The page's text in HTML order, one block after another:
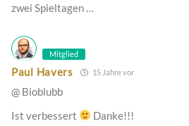
zwei Spieltagen …
Mitglied
Paul Havers 15 Jahre vor
@ Bioblubb
Ist verbessert
Danke!!!